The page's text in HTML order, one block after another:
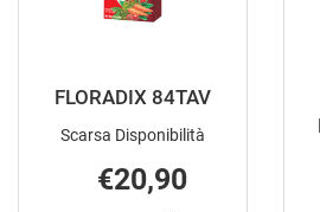
FLORADIX 84TAV
Scarsa Disponibilità
€20,90